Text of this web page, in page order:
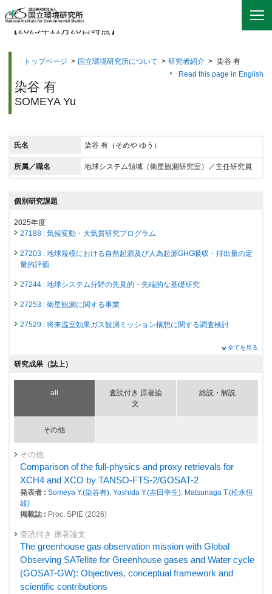
【2025年11月20日時点】
トップページ > 国立環境研究所について > 研究者紹介 > 染谷 有
Read this page in English
染谷 有
SOMEYA Yu
氏名 染谷 有（そめや ゆう）
所属／職名 地球システム領域（衛星観測研究室）／主任研究員
個別研究課題
2025年度
27188 : 気候変動・大気質研究プログラム
27203 : 地球規模における自然起源及び人為起源GHG吸収・排出量の定
量的評価
27244 : 地球システム分野の先見的・先端的な基礎研究
27253 : 衛星観測に関する事業
27529 : 将来温室効果ガス観測ミッション構想に関する調査検討
26859 : 地球システム分野の先見的・先端的な基礎研究
26874 : 衛星観測に関する事業
2023年度
26400 : 気候変動・大気質研究プログラム
26409 : 地球規模における自然起源及び人為起源GHG吸収・排出量の定
量的評価
26450 : 地球システム分野の先見的・先端的な基礎研究
26459 : 衛星観測に関する事業
26753 : 将来温室効果ガス観測ミッション構想に関する調査検討
2022年度
全てを見る
研究成果（誌上）
all
査読付き 原著論
文
総説・解説
その他
その他
Comparison of the full-physics and proxy retrievals for
XCH4 and XCO by TANSO-FTS-2/GOSAT-2
発表者 : Someya Y.(染谷有), Yoshida Y.(吉田幸生), Matsunaga T.(松永恒
雄)
掲載誌 : Proc. SPIE (2026)
査読付き 原著論文
The greenhouse gas observation mission with Global
Observing SATellite for Greenhouse gases and Water cycle
(GOSAT-GW): Objectives, conceptual framework and
scientific contributions